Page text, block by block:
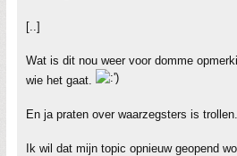
[..]
Wat is dit nou weer voor domme
wie het gaat.
En ja praten over waarzegsters is trollen.
Ik wil dat mijn topic opnieuw geopend